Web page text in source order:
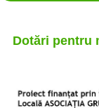
Dotări pentru